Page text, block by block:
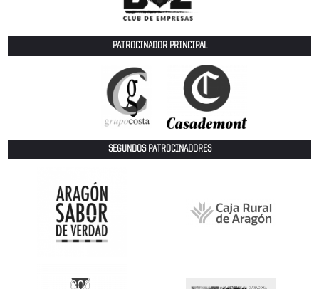
PATROCINADOR PRINCIPAL
SEGUNDOS PATROCINADORES